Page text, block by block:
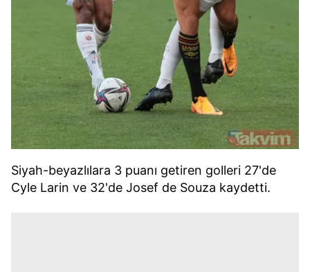
Siyah-beyazlılara 3 puanı getiren golleri 27'de
Cyle Larin ve 32'de Josef de Souza kaydetti.